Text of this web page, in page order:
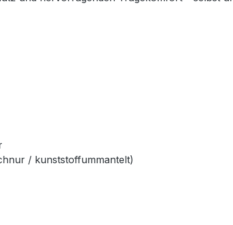
/ kunststoffummantelt)